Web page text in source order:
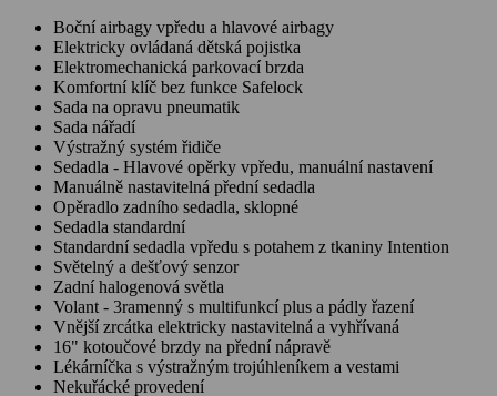
Boční airbagy vpředu a hlavové airbagy
Elektricky ovládaná dětská pojistka
Elektromechanická parkovací brzda
Komfortní klíč bez funkce Safelock
Sada na opravu pneumatik
Sada nářadí
Výstražný systém řidiče
Sedadla - Hlavové opěrky vpředu, manuální nastavení
Manuálně nastavitelná přední sedadla
Opěradlo zadního sedadla, sklopné
Sedadla standardní
Standardní sedadla vpředu s potahem z tkaniny Intention
Světelný a dešťový senzor
Zadní halogenová světla
Volant - 3ramenný s multifunkcí plus a pádly řazení
Vnější zrcátka elektricky nastavitelná a vyhřívaná
16" kotoučové brzdy na přední nápravě
Lékárníčka s výstražným trojúhleníkem a vestami
Nekuřácké provedení